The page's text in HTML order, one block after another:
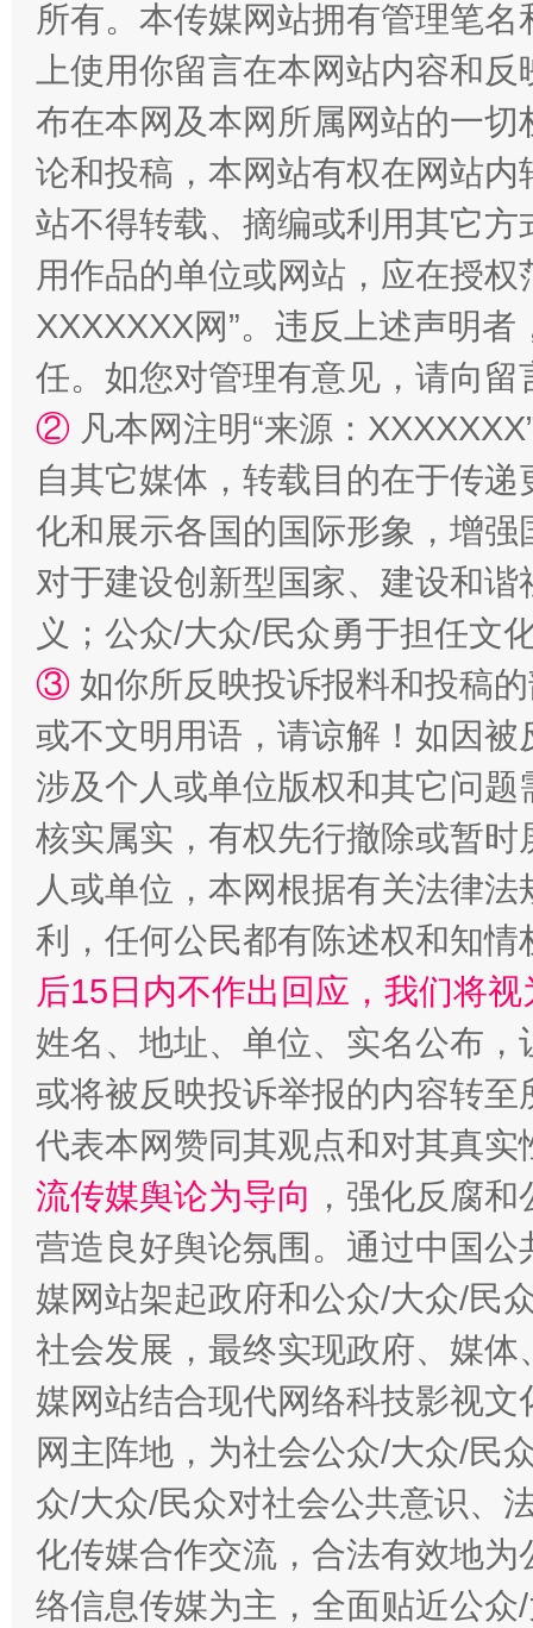
“蜀中异人”王建安的艺术幻境
完善运行机制助力责任有效落实 一纸欠
东山县通报“牛蛙产品抗生素超标问题” 法
千年窑火 生生不息
揭开“小金库”的免责幌子
所有。本传媒网站拥有管理笔
上使用你留言在本网站内容和
布在本网及本网所属网站的一
论和投稿，本网站有权在网站
站不得转载、摘编或利用其它
用作品的单位或网站，应在授
XXXXXXX网”。违反上述声明
任。如您对管理有意见，请向
② 凡本网注明“来源：
自其它媒体，转载目的在于传
化和展示各国的国际形象，增
对于建设创新型国家、建设和
义；公众/大众/民众勇于担任文
③ 如你所反映投诉报料和投稿
或不文明用语，请谅解！如因
涉及个人或单位版权和其它问题
核实属实，有权先行撤除或暂
人或单位，本网根据有关法律
利，任何公民都有陈述权和知情
后15日内不作出回应，我们将
姓名、地址、单位、实名公布
或将被反映投诉举报的内容转
代表本网赞同其观点和对其真实
流传媒舆论为导向 ，强化反腐
营造良好舆论氛围。通过中国
媒网站架起政府和公众/大众/民
社会发展，最终实现政府、媒
媒网站结合现代网络科技影视
网主阵地，为社会公众/大众/民
众/大众/民众对社会公共意识、
化传媒合作交流，合法有效地
络信息传媒为主，全面贴近公